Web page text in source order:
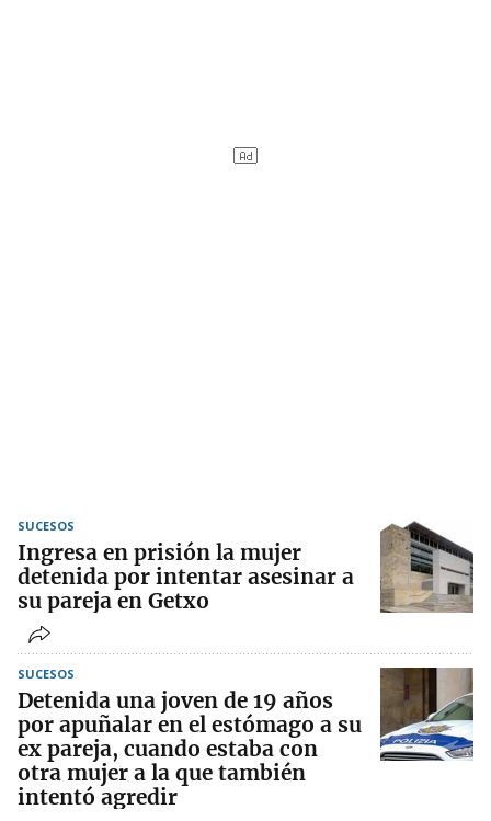
SUCESOS
Ingresa en prisión la mujer
detenida por intentar asesinar a
su pareja en Getxo
SUCESOS
Detenida una joven de 19 años
por apuñalar en el estómago a su
ex pareja, cuando estaba con
otra mujer a la que también
intentó agredir